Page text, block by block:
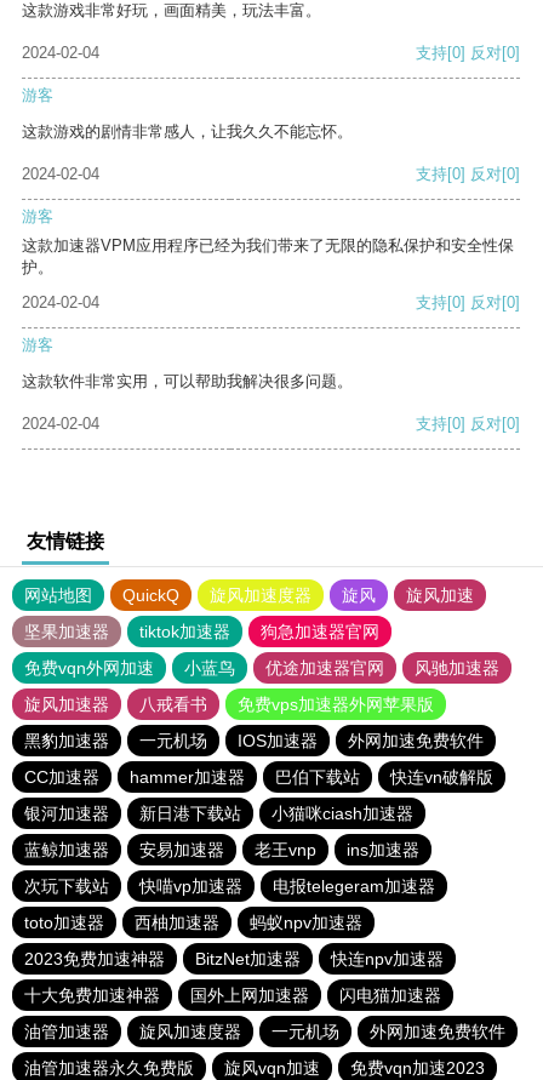
这款游戏非常好玩，画面精美，玩法丰富。
2024-02-04 支持[0] 反对[0]
游客
这款游戏的剧情非常感人，让我久久不能忘怀。
2024-02-04 支持[0] 反对[0]
游客
这款加速器VPM应用程序已经为我们带来了无限的隐私保护和安全性保
护。
2024-02-04
支持[0] 反对[0]
游客
这款软件非常实用，可以帮助我解决很多问题。
2024-02-04 支持[0] 反对[0]
友情链接
网站地图 QuickQ 旋风加速度器 旋风
旋风加速
坚果加速器
tiktok加速器
狗急加速器官网
免费vqn外网加速
小蓝鸟 优途加速器官网
风驰加速器
旋风加速器
八戒看书
免费vps加速器外网苹果版
黑豹加速器
一元机场 IOS加速器
外网加速免费软件
CC加速器
hammer加速器 巴伯下载站
快连vn破解版
银河加速器
新日港下载站
小猫咪ciash加速器
蓝鲸加速器
安易加速器 老王vnp
ins加速器
次玩下载站
快喵vp加速器
电报telegeram加速器
toto加速器
西柚加速器
蚂蚁npv加速器
2023免费加速神器
BitzNet加速器
快连npv加速器
十大免费加速神器
国外上网加速器
闪电猫加速器
油管加速器
旋风加速度器 一元机场
外网加速免费软件
油管加速器永久免费版
旋风vqn加速 免费vqn加速2023